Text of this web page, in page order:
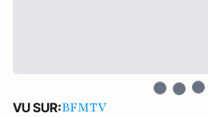
VU SUR:BFMTV